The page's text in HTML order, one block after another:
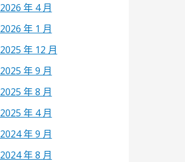
2026 年 4 月
2026 年 1 月
2025 年 12 月
2025 年 9 月
2025 年 8 月
2025 年 4 月
2024 年 9 月
2024 年 8 月